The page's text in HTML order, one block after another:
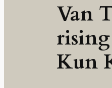
Van
Kun